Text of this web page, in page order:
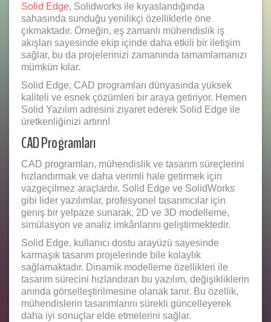
Solid Edge, Solidworks ile kıyaslandığında
sahasında sunduğu yenilikçi özelliklerle öne
çıkmaktadır. Örneğin, eş zamanlı mühendislik iş
akışları sayesinde ekip içinde daha etkili bir iletişim
sağlar, bu da projelerinizi zamanında tamamlamanızı
mümkün kılar.
Solid Edge, CAD programları dünyasında yüksek
kaliteli ve esnek çözümleri bir araya getiriyor. Hemen
Solid Yazılım adresini ziyaret ederek Solid Edge ile
üretkenliğinizi artırın!
CAD Programları
CAD programları, mühendislik ve tasarım süreçlerini
hızlandırmak ve daha verimli hale getirmek için
vazgeçilmez araçlardır. Solid Edge ve SolidWorks
gibi lider yazılımlar, profesyonel tasarımcılar için
geniş bir yelpaze sunarak, 2D ve 3D modelleme,
simülasyon ve analiz imkânlarını geliştirmektedir.
Solid Edge, kullanıcı dostu arayüzü sayesinde
karmaşık tasarım projelerinde bile kolaylık
sağlamaktadır. Dinamik modelleme özellikleri ile
tasarım sürecini hızlandıran bu yazılım, değişikliklerin
anında görselleştirilmesine olanak tanır. Bu özellik,
mühendislerin tasarımlarını sürekli güncelleyerek
daha iyi sonuçlar elde etmelerini sağlar.